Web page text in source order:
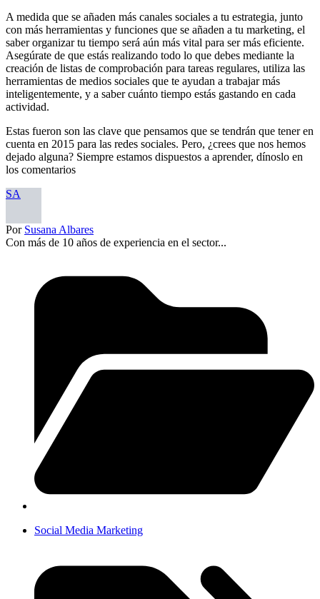
A medida que se añaden más canales sociales a tu estrategia, junto
con más herramientas y funciones que se añaden a tu marketing, el
saber organizar tu tiempo será aún más vital para ser más eficiente.
Asegúrate de que estás realizando todo lo que debes mediante la
creación de listas de comprobación para tareas regulares, utiliza las
herramientas de medios sociales que te ayudan a trabajar más
inteligentemente, y a saber cuánto tiempo estás gastando en cada
actividad.
Estas fueron son las clave que pensamos que se tendrán que tener en
cuenta en 2015 para las redes sociales. Pero, ¿crees que nos hemos
dejado alguna? Siempre estamos dispuestos a aprender, dínoslo en
los comentarios
SA
Por Susana Albares
Con más de 10 años de experiencia en el sector...
Social Media Marketing